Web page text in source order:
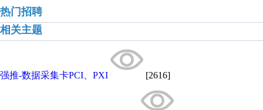
热门招聘
相关主题
强推-数据采集卡PCI、PXI [2616]